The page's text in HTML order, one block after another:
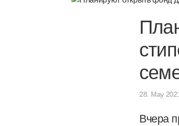
28. May
Вчера